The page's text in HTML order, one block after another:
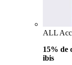
ALL
15% de
ibis